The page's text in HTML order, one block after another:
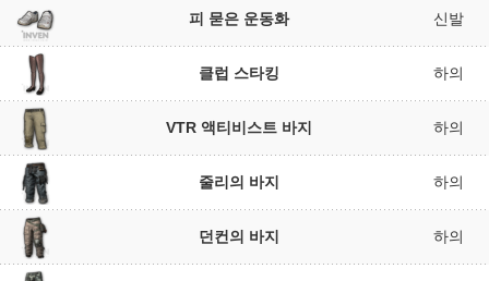
피 묻은 운동화 신발
클럽 스타킹 하의
VTR 액티비스트 바지 하의
줄리의 바지 하의
던컨의 바지 하의